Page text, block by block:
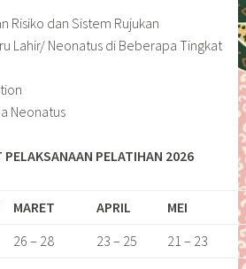
Risiko dan Sistem Rujukan
Lahir/ Neonatus di Beberapa Tingkat
Neonatus
PELATIHAN 2026
MARET APRIL MEI
26 – 28 23 – 25 21 – 23